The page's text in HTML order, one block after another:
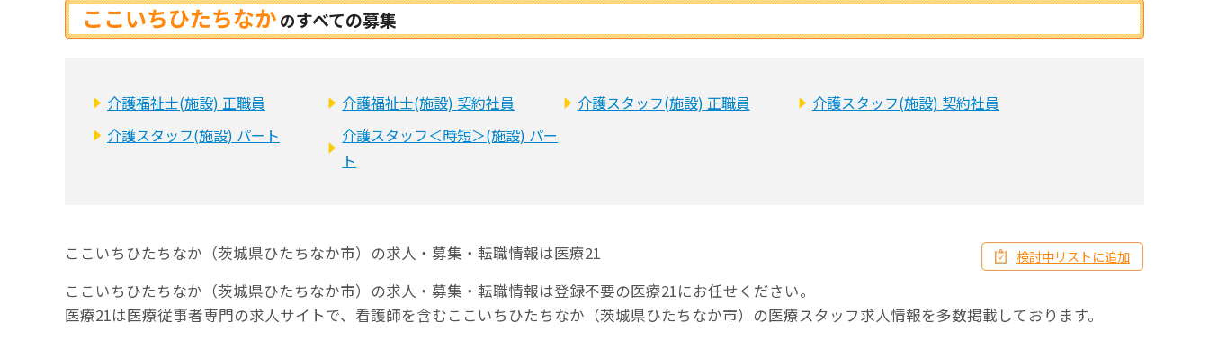
ここいちひたちなか のすべての募集
介護福祉士(施設) 正職員 介護福祉士(施設) 契約社員 介護スタッフ(施設) 正職員
介護スタッフ(施設) 契約社員
介護スタッフ(施設) パート
介護スタッフ＜時短＞(施設) パー
ト
検討中リストに追加
ここいちひたちなか（茨城県ひたちなか市）の求人・募集・転職情報は医療21
ここいちひたちなか（茨城県ひたちなか市）の求人・募集・転職情報は登録不要の医療21にお任せください。
医療21は医療従事者専門の求人サイトで、看護師を含むここいちひたちなか（茨城県ひたちなか市）の医療スタッフ求人情報を多数掲載しております。